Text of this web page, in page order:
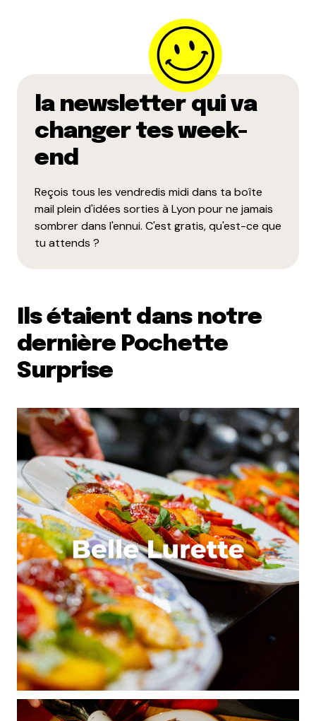
la newsletter qui va
changer tes week-
end
Reçois tous les vendredis midi dans ta boîte
mail plein d'idées sorties à Lyon pour ne jamais
sombrer dans l'ennui. C'est gratis, qu'est-ce que
tu attends ?
Ils étaient dans notre
dernière Pochette
Surprise